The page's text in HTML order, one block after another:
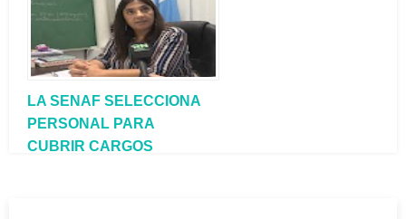
LA SENAF SELECCIONA
PERSONAL PARA
CUBRIR CARGOS